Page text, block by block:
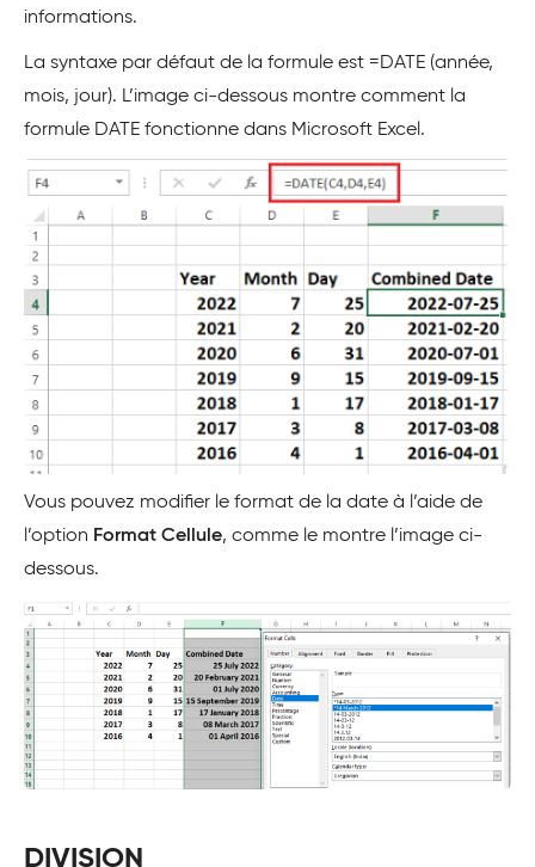
informations.
La syntaxe par défaut de la formule est =DATE (année,
mois, jour). L’image ci-dessous montre comment la
formule DATE fonctionne dans Microsoft Excel.
Vous pouvez modifier le format de la date à l’aide de
l’option Format Cellule, comme le montre l’image ci-
dessous.
DIVISION